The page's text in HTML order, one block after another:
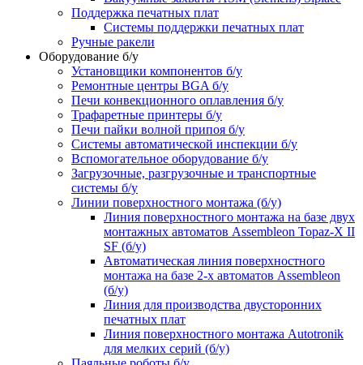
Поддержка печатных плат
Системы поддержки печатных плат
Ручные ракели
Оборудование б/у
Установщики компонентов б/у
Ремонтные центры BGA б/у
Печи конвекционного оплавления б/у
Трафаретные принтеры б/у
Печи пайки волной припоя б/у
Системы автоматической инспекции б/у
Вспомогательное оборудование б/у
Загрузочные, разгрузочные и транспортные
системы б/у
Линии поверхностного монтажа (б/у)
Линия поверхностного монтажа на базе двух
монтажных автоматов Assembleon Topaz-X II
SF (б/у)
Автоматическая линия поверхностного
монтажа на базе 2-х автоматов Assembleon
(б/у)
Линия для производства двусторонних
печатных плат
Линия поверхностного монтажа Autotronik
для мелких серий (б/у)